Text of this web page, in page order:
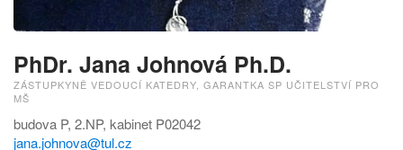
PhDr. Jana Johnová Ph.D.
ZÁSTUPKYNĚ VEDOUCÍ KATEDRY, GARANTKA SP UČITELSTVÍ PRO
MŠ
budova P, 2.NP, kabinet P02042
jana.johnova@tul.cz